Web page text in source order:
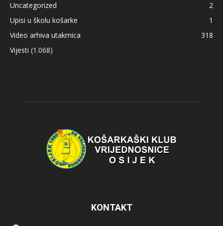
Uncategorized
2
Upisi u školu košarke
1
Video arhiva utakmica
318
Vijesti (1.068)
KONTAKT